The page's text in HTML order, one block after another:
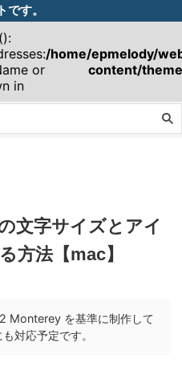
す。
or
in
/home/epmelody/
content/
文字サイズとアイ
方法【mac】
Monterey を基準に制作して
対応予定です。